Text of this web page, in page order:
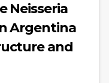
Neisseria
Argentina
and